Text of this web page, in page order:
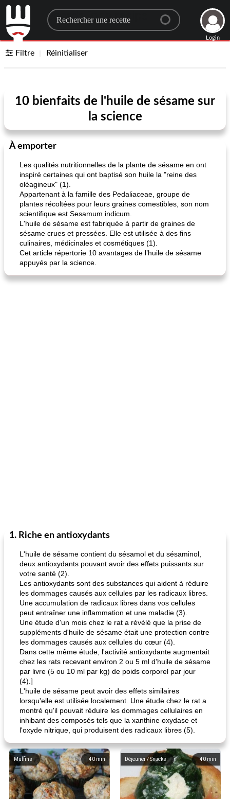
Search for a recipe
Login
Filtre Réinitialiser
10 bienfaits de l'huile de sésame sur
la science
À emporter
Les qualités nutritionnelles de la plante de sésame en ont
inspiré certaines qui ont baptisé son huile la "reine des
oléagineux" (1).
Appartenant à la famille des Pedaliaceae, groupe de
plantes récoltées pour leurs graines comestibles, son nom
scientifique est Sesamum indicum.
L'huile de sésame est fabriquée à partir de graines de
sésame crues et pressées. Elle est utilisée à des fins
culinaires, médicinales et cosmétiques (1).
Cet article répertorie 10 avantages de l’huile de sésame
appuyés par la science.
1. Riche en antioxydants
L'huile de sésame contient du sésamol et du sésaminol,
deux antioxydants pouvant avoir des effets puissants sur
votre santé (2).
Les antioxydants sont des substances qui aident à réduire
les dommages causés aux cellules par les radicaux libres.
Une accumulation de radicaux libres dans vos cellules
peut entraîner une inflammation et une maladie (3).
Une étude d'un mois chez le rat a révélé que la prise de
suppléments d'huile de sésame était une protection contre
les dommages causés aux cellules du cœur (4).
Dans cette même étude, l'activité antioxydante augmentait
chez les rats recevant environ 2 ou 5 ml d'huile de sésame
par livre (5 ou 10 ml par kg) de poids corporel par jour
(4).]
L'huile de sésame peut avoir des effets similaires
lorsqu'elle est utilisée localement. Une étude chez le rat a
montré qu'il pouvait réduire les dommages cellulaires en
inhibant des composés tels que la xanthine oxydase et
l'oxyde nitrique, qui produisent des radicaux libres (5).
40 min
Muffins 40 min
Déjeuner / Snacks